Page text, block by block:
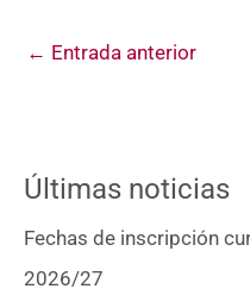
← Entrada anterior
Últimas noticias
Fechas de inscripción
2026/27